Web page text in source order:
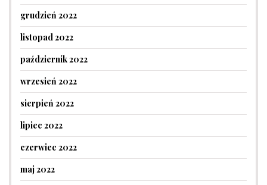
grudzień 2022
listopad 2022
październik 2022
wrzesień 2022
sierpień 2022
lipiec 2022
czerwiec 2022
maj 2022